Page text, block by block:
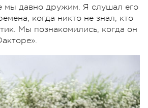
мы давно дружим. Я слушал его
когда никто не знал, кто
Мы познакомились, когда он